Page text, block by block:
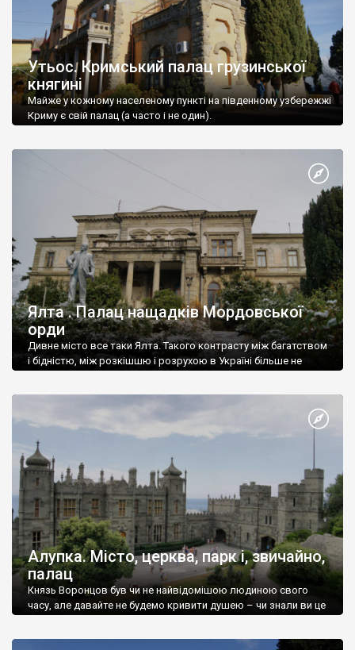
Утьос. Кримський палац грузинської
княгині
Майже у кожному населеному пункті на південному узбережжі
Криму є свій палац (а часто і не один).
Ялта . Палац нащадків Мордовської
орди
Дивне місто все таки Ялта. Такого контрасту між багатством
і бідністю, між розкішшю і розрухою в Україні більше не
Алупка. Місто, церква, парк і, звичайно,
палац
Князь Воронцов був чи не найвідомішою людиною свого
часу, але давайте не будемо кривити душею – чи знали ви це